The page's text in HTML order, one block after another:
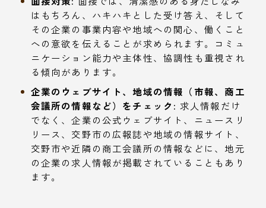
はもちろん、ハキハキとした受け答え、そして
その企業の事業内容や地域への関心、働くこと
への意欲を伝えることが求められます。コミュ
ニケーション能力や主体性、協調性も重視され
る傾向があります。
企業のウェブサイト、地域の情報（市報、商工
会議所の情報など）をチェック: 求人情報だけ
でなく、企業の公式ウェブサイト、ニュースリ
リース、交野市の広報誌や地域の情報サイト、
交野市や近隣の商工会議所の情報などに、地元
の企業の求人情報が掲載されていることもあり
ます。